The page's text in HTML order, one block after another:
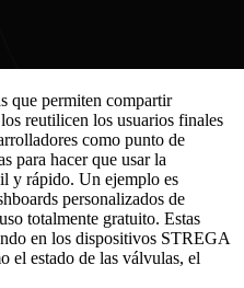
que permiten compartir
reutilicen los usuarios finales
como punto de
para hacer que usar la
y rápido. Un ejemplo es
personalizados de
totalmente gratuito. Estas
en los dispositivos STREGA
el estado de las válvulas, el